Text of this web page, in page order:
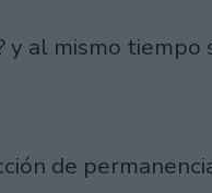
al mismo tiempo
de